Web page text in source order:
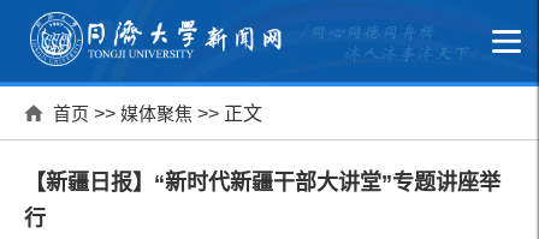
首页 >> 媒体聚焦 >> 正文
【新疆日报】“新时代新疆干部大讲堂”专题讲座举
行